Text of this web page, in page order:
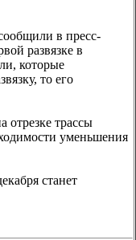
в пресс-
развязке в
которые
то его
отрезке трассы
уменьшения
станет